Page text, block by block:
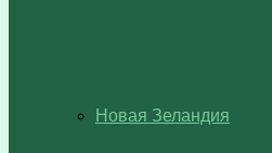
Новая Зеландия